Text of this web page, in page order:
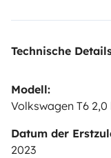
Technische
Modell:
Volkswagen T6 2,0
Datum der
2023